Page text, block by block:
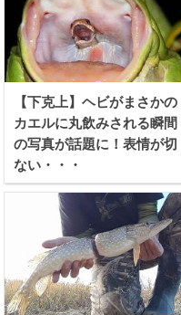
【下克上】ヘビがまさかの
カエルに丸飲みされる瞬間
の写真が話題に！表情が切
ない・・・